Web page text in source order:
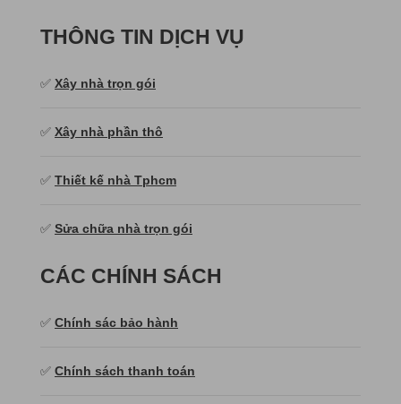
THÔNG TIN DỊCH VỤ
✅ Xây nhà trọn gói
✅ Xây nhà phần thô
✅ Thiết kế nhà Tphcm
✅ Sửa chữa nhà trọn gói
CÁC CHÍNH SÁCH
✅ Chính sác bảo hành
✅ Chính sách thanh toán